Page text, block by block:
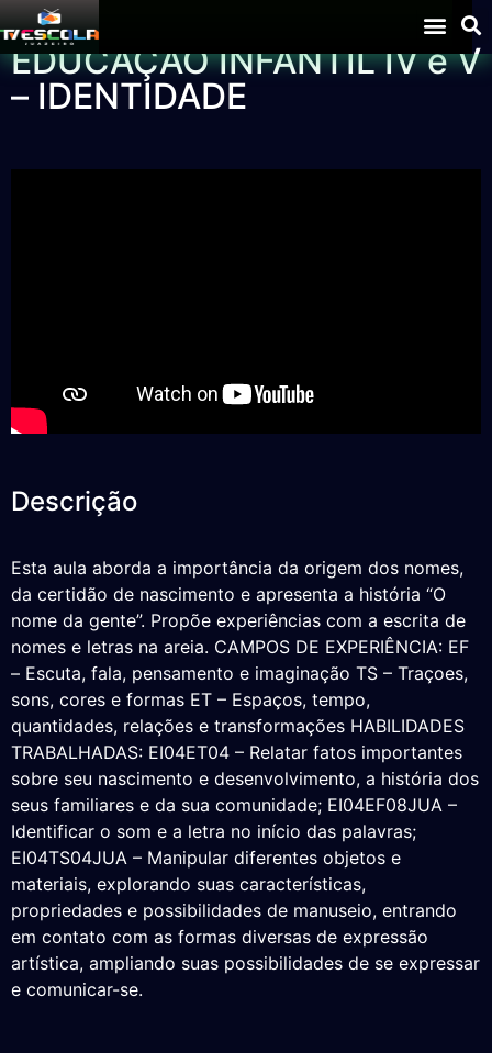
EDUCAÇÃO INFANTIL IV e V
– IDENTIDADE
Descrição
Esta aula aborda a importância da origem dos nomes,
da certidão de nascimento e apresenta a história “O
nome da gente”. Propõe experiências com a escrita de
nomes e letras na areia. CAMPOS DE EXPERIÊNCIA: EF
– Escuta, fala, pensamento e imaginação TS – Traçoes,
sons, cores e formas ET – Espaços, tempo,
quantidades, relações e transformações HABILIDADES
TRABALHADAS: EI04ET04 – Relatar fatos importantes
sobre seu nascimento e desenvolvimento, a história dos
seus familiares e da sua comunidade; EI04EF08JUA –
Identificar o som e a letra no início das palavras;
EI04TS04JUA – Manipular diferentes objetos e
materiais, explorando suas características,
propriedades e possibilidades de manuseio, entrando
em contato com as formas diversas de expressão
artística, ampliando suas possibilidades de se expressar
e comunicar-se.